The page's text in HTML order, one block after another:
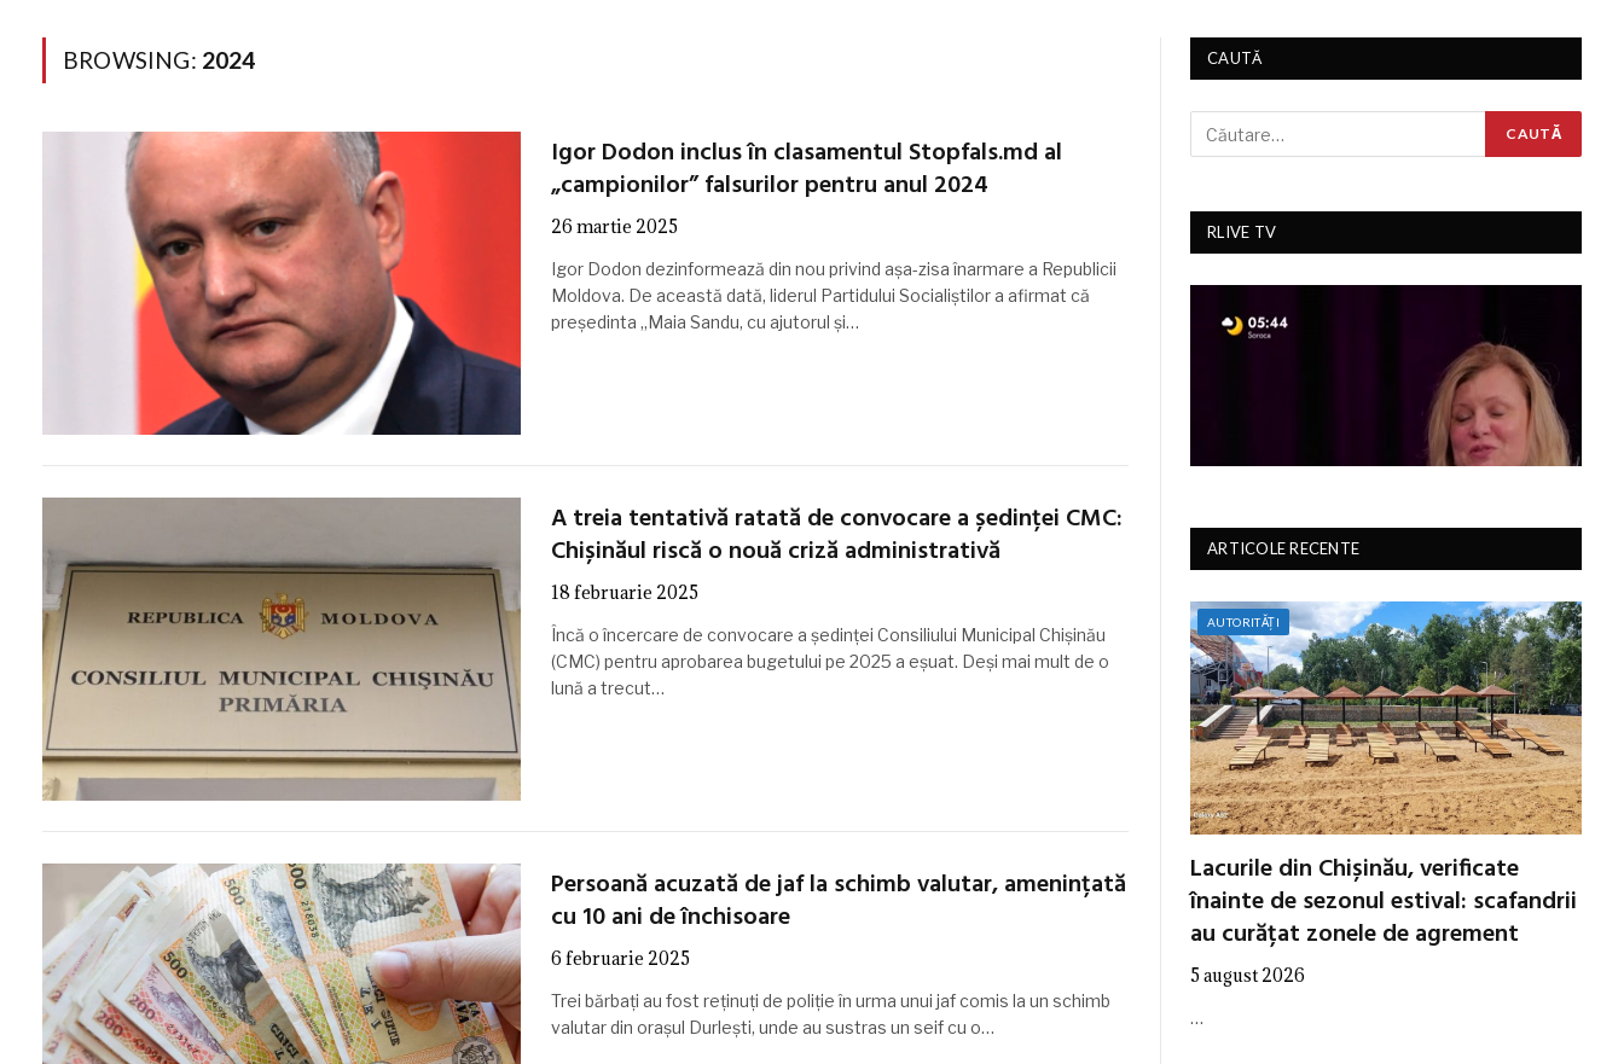
BROWSING: 2024
Igor Dodon inclus în clasamentul Stopfals.md al
„campionilor” falsurilor pentru anul 2024
26 martie 2025
Igor Dodon dezinformează din nou privind așa-zisa înarmare a Republicii
Moldova. De această dată, liderul Partidului Socialiștilor a afirmat că
președinta „Maia Sandu, cu ajutorul și…
A treia tentativă ratată de convocare a ședinței CMC:
Chișinăul riscă o nouă criză administrativă
18 februarie 2025
Încă o încercare de convocare a ședinței Consiliului Municipal Chișinău
(CMC) pentru aprobarea bugetului pe 2025 a eșuat. Deși mai mult de o
lună a trecut…
Persoană acuzată de jaf la schimb valutar, amenințată
cu 10 ani de închisoare
6 februarie 2025
Trei bărbați au fost reținuți de poliție în urma unui jaf comis la un schimb
valutar din orașul Durlești, unde au sustras un seif cu o…
CAUTĂ
RLIVE TV
ARTICOLE RECENTE
AUTORITĂȚI
Lacurile din Chișinău, verificate
înainte de sezonul estival: scafandrii
au curățat zonele de agrement
5 august 2026
…